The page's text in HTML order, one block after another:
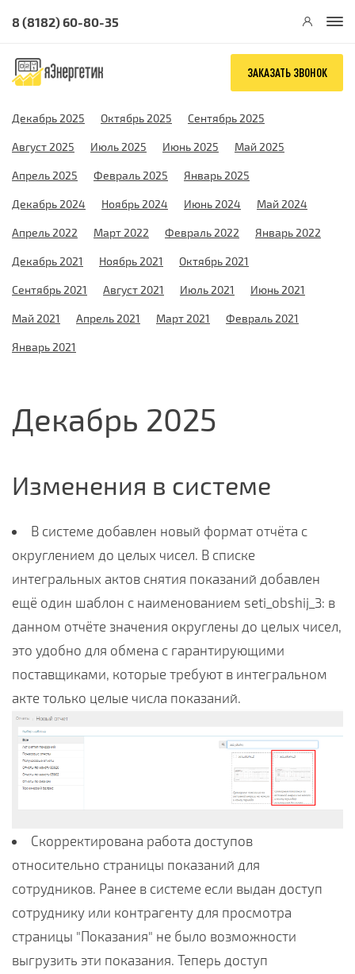
8 (8182) 60-80-35
ЗАКАЗАТЬ ЗВОНОК
Декабрь 2025 Октябрь 2025 Сентябрь 2025
Август 2025 Июль 2025 Июнь 2025 Май 2025
Апрель 2025 Февраль 2025 Январь 2025
Декабрь 2024 Ноябрь 2024 Июнь 2024 Май 2024
Апрель 2022 Март 2022 Февраль 2022 Январь 2022
Декабрь 2021 Ноябрь 2021 Октябрь 2021
Сентябрь 2021 Август 2021 Июль 2021 Июнь 2021
Май 2021 Апрель 2021 Март 2021 Февраль 2021
Январь 2021
Декабрь 2025
Изменения в системе
В системе добавлен новый формат отчёта с
округлением до целых чисел. В списке
интегральных актов снятия показаний добавлен
ещё один шаблон с наименованием seti_obshij_3: в
данном отчёте значения округлены до целых чисел,
это удобно для обмена с гарантирующими
поставщиками, которые требуют в интегральном
акте только целые числа показаний.
Скорректирована работа доступов
относительно страницы показаний для
сотрудников. Ранее в системе если выдан доступ
сотруднику или контрагенту для просмотра
страницы "Показания" не было возможности
выгрузить эти показания. Теперь доступ